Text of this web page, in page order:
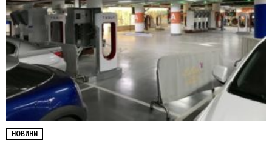
НОВИНИ